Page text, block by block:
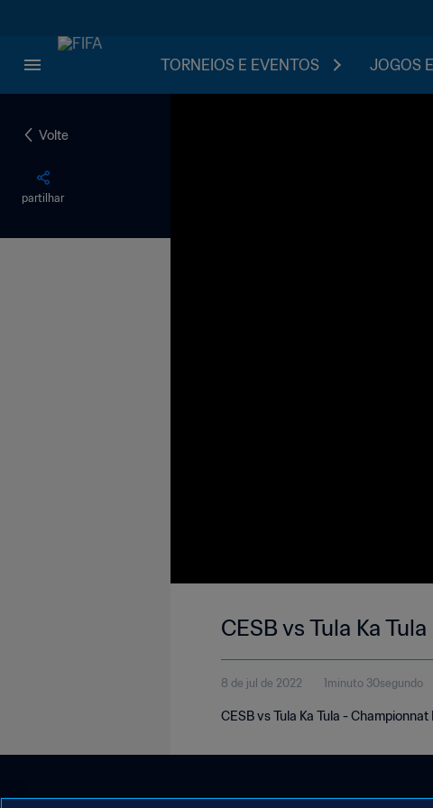
TORNEIOS E EVENTOS JOGOS
Volte
partilhar
CESB vs Tula Ka Tula
8 de jul de 2022 1minuto 30segundo
CESB vs Tula Ka Tula -